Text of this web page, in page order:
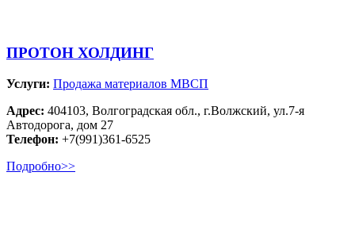
ПРОТОН ХОЛДИНГ
Услуги: Продажа материалов МВСП
Адрес: 404103, Волгоградская обл., г.Волжский, ул.7-я
Автодорога, дом 27
Телефон: +7(991)361-6525
Подробно>>